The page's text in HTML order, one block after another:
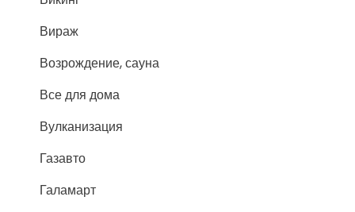
Вираж
Возрождение, сауна
Все для дома
Вулканизация
Газавто
Галамарт